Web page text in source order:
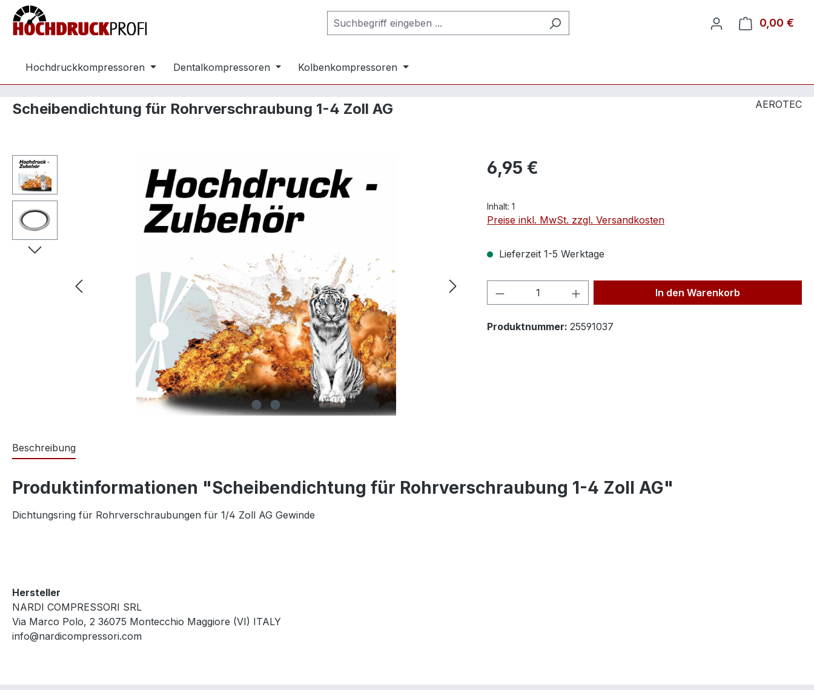
Hauptinhalt springen
Zur Suche springen
Zur Hauptnavigation springen
0,00 €
Hochdruckkompressoren Dentalkompressoren Kolbenkompressoren
Scheibendichtung für Rohrverschraubung 1-4 Zoll AG AEROTEC
Bildergalerie überspringen 6,95 €
Inhalt: 1
Preise inkl. MwSt. zzgl. Versandkosten
Lieferzeit 1-5 Werktage
Produkt Anzahl: Gib den gewünschten Wert
In den Warenkorb
Produktnummer: 25591037
Beschreibung
Produktinformationen "Scheibendichtung für Rohrverschraubung 1-4 Zoll AG"
Dichtungsring für Rohrverschraubungen für 1/4 Zoll AG Gewinde
Hersteller
NARDI COMPRESSORI SRL
Via Marco Polo, 2 36075 Montecchio Maggiore (VI) ITALY
info@nardicompressori.com